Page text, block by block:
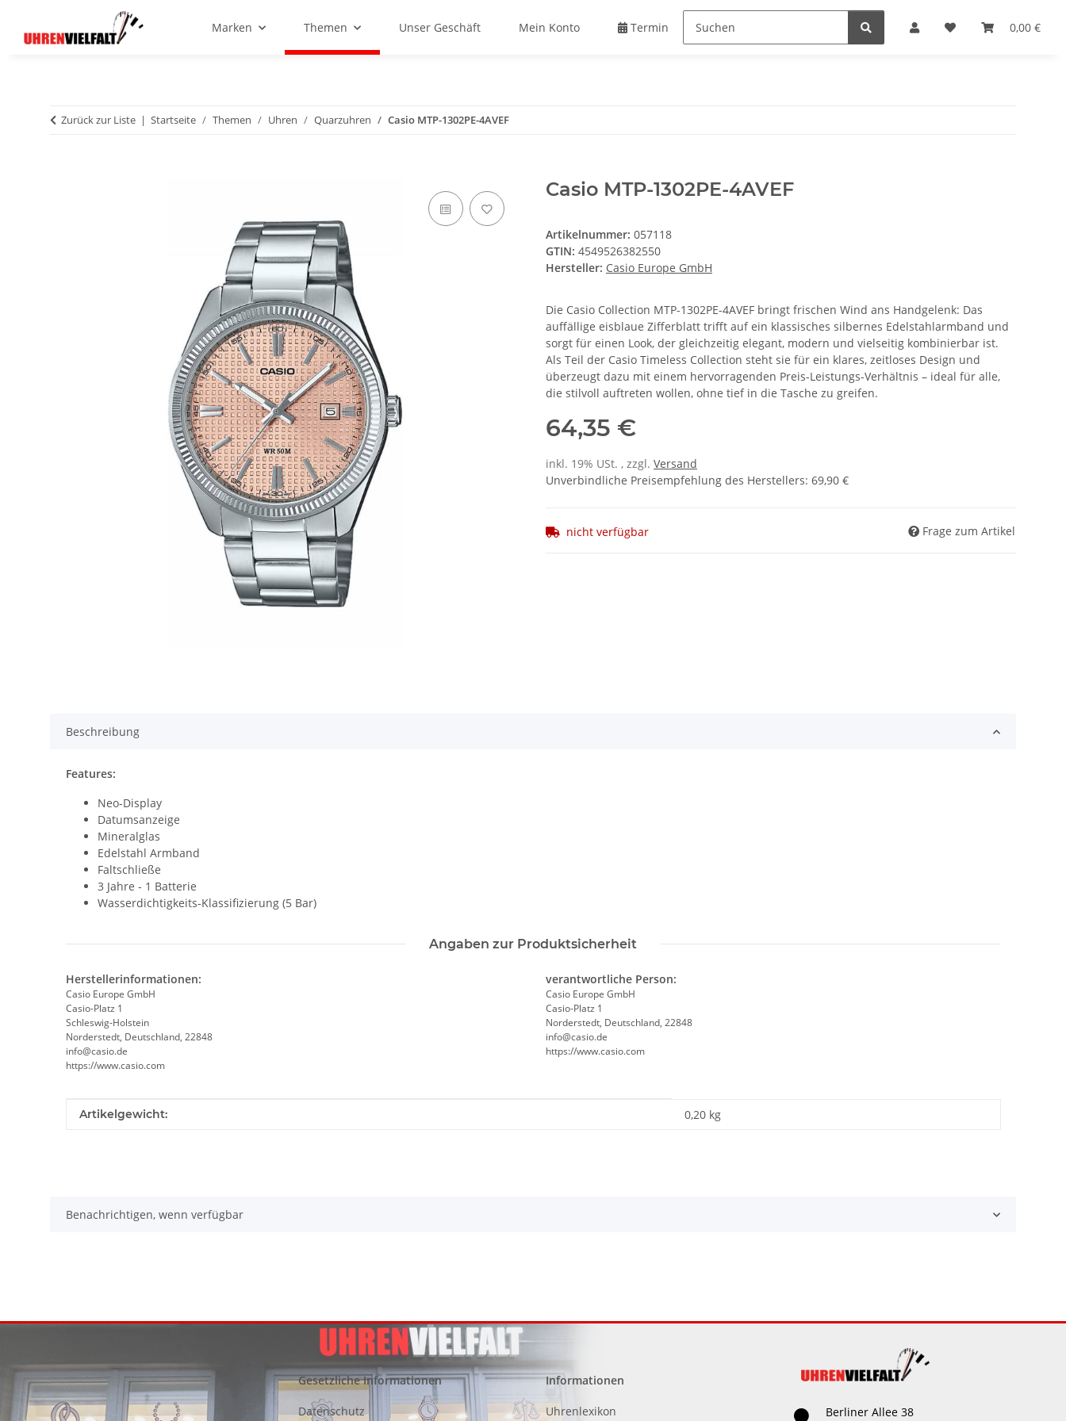
0,00 €
Marken Themen Unser Geschäft Mein Konto Termin buchen
Zurück zur Liste Startseite Themen Uhren Quarzuhren Casio MTP-1302PE-4AVEF
Casio MTP-1302PE-4AVEF
Artikelnummer: 057118
GTIN: 4549526382550
Hersteller: Casio Europe GmbH
Die Casio Collection MTP-1302PE-4AVEF bringt frischen Wind ans Handgelenk: Das
auffällige eisblaue Zifferblatt trifft auf ein klassisches silbernes Edelstahlarmband und
sorgt für einen Look, der gleichzeitig elegant, modern und vielseitig kombinierbar ist.
Als Teil der Casio Timeless Collection steht sie für ein klares, zeitloses Design und
überzeugt dazu mit einem hervorragenden Preis-Leistungs-Verhältnis – ideal für alle,
die stilvoll auftreten wollen, ohne tief in die Tasche zu greifen.
64,35 €
inkl. 19% USt. , zzgl. Versand
Unverbindliche Preisempfehlung des Herstellers: 69,90 €
nicht verfügbar Frage zum Artikel
Beschreibung
Features:
Neo-Display
Datumsanzeige
Mineralglas
Edelstahl Armband
Faltschließe
3 Jahre - 1 Batterie
Wasserdichtigkeits-Klassifizierung (5 Bar)
Angaben zur Produktsicherheit
Herstellerinformationen:
Casio Europe GmbH
Casio-Platz 1
Schleswig-Holstein
Norderstedt, Deutschland, 22848
info@casio.de
https://www.casio.com
verantwortliche Person:
Casio Europe GmbH
Casio-Platz 1
Norderstedt, Deutschland, 22848
info@casio.de
https://www.casio.com
Produkteigenschaft
Wert
Artikelgewicht: 0,20 kg
Benachrichtigen, wenn verfügbar
Gesetzliche Informationen
Datenschutz
Informationen
Uhrenlexikon Berliner Allee 38